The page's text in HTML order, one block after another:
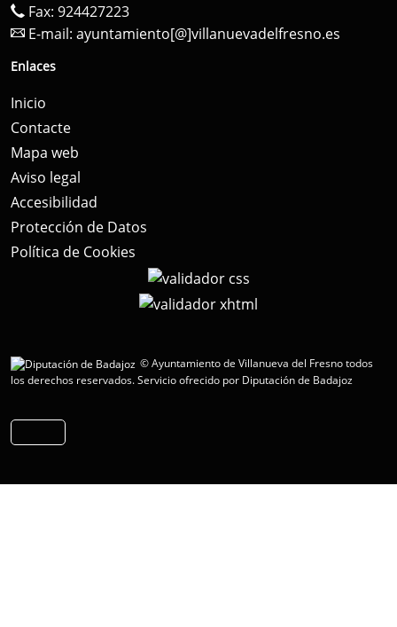
Fax: 924427223
E-mail: ayuntamiento[@]villanuevadelfresno.es
Enlaces
Inicio
Contacte
Mapa web
Aviso legal
Accesibilidad
Protección de Datos
Política de Cookies
© Ayuntamiento de Villanueva del Fresno todos
los derechos reservados.Servicio ofrecido por Diputación de Badajoz